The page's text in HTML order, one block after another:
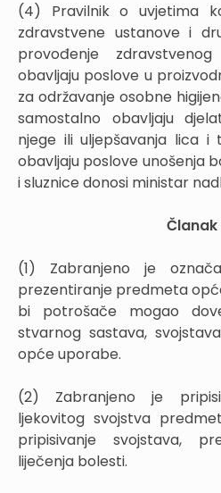
(4) Pravilnik o uvjetima
zdravstvene ustanove i
provođenje
obavljaju poslove u
za održavanje osobne
samostalno obavljaju
njege ili uljepšavanja lica
obavljaju poslove unošenja
i sluznice donosi ministar
Članak
(1) Zabranjeno je
prezentiranje predmeta
bi potrošače mogao
stvarnog sastava,
opće uporabe.
(2) Zabranjeno je
ljekovitog svojstva
pripisivanje svojstava,
liječenja bolesti.